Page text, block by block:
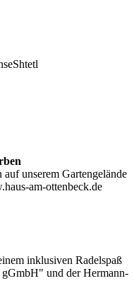
unserem Gartengelände
am-ottenbeck.de
inklusiven Radelspaß
und der Hermann-